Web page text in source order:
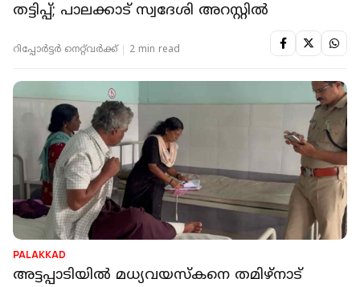
തട്ടിപ്പ്; പാലക്കാട് സ്വദേശി അറസ്റ്റിൽ
റിപ്പോർട്ടർ നെറ്റ്‌വര്‍ക്ക്‌ 2 min read
PALAKKAD
അട്ടപ്പാടിയില്‍ മധ്യവയസ്‌കനെ തമിഴ്‌നാട്